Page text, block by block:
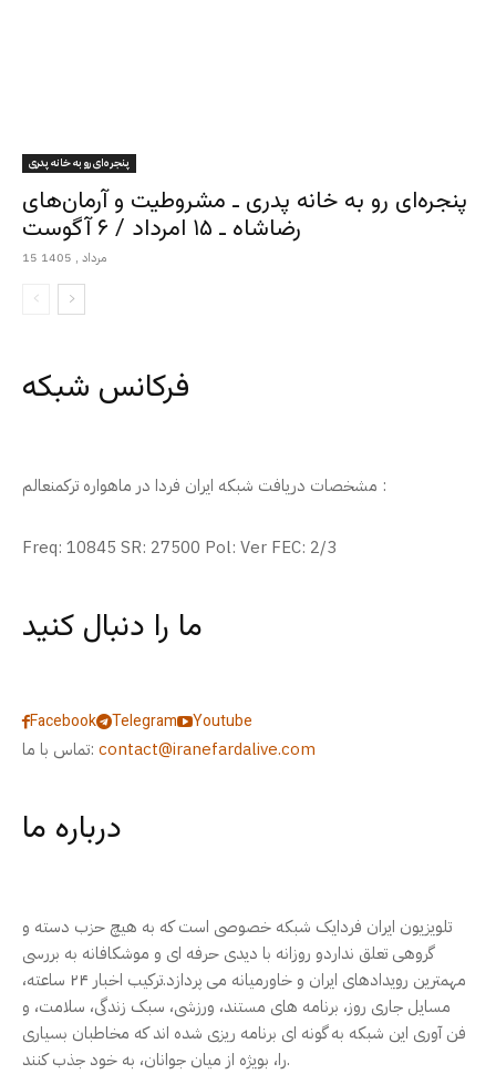
پنجره‌ای رو به خانه پدری
پنجره‌ای رو به خانه پدری ـ مشروطیت و آرمان‌های
رضاشاه ـ ۱۵ امرداد / ۶ آگوست
15 مرداد , 1405
فرکانس شبکه
مشخصات دریافت شبکه ایران فردا در ماهواره ترکمنعالم :
Freq: 10845 SR: 27500 Pol: Ver FEC: 2/3
ما را دنبال کنید
Facebook Telegram
Youtube
تماس با ما: contact@iranefardalive.com
درباره ما
تلویزیون ایران فردایک شبکه خصوصی است که به هیچ حزب دسته و
گروهی تعلق نداردو روزانه با دیدی حرفه ای و موشکافانه به بررسی
مهمترین رویدادهای ایران و خاورمیانه می پردازد.ترکیب اخبار ۲۴ ساعته،
مسایل جاری روز، برنامه های مستند، ورزشی، سبک زندگی، سلامت، و
فن آوری این شبکه به گونه ای برنامه ریزی شده اند که مخاطبان بسیاری
را، بویژه از میان جوانان، به خود جذب کنند.